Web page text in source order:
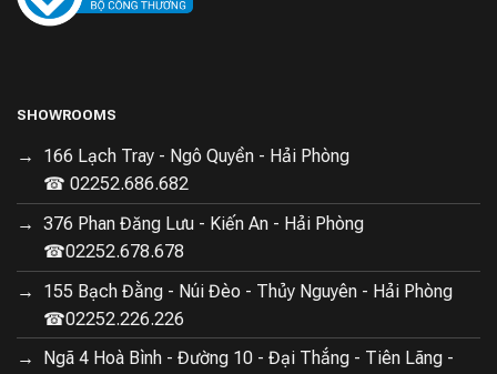
rộng 525mm, tăng diện tích tiếp xúc để giặt sạch sâu
và hiệu quả hơn. Không gian rộng rãi giúp quần áo trải
đều, hạn chế xoắn rối và ma sát, bảo vệ sợi vải tốt hơn.
Ngay cả với khối lượng đồ lớn hay vết bẩn cứng đầu,
máy vẫn đảm bảo giặt sạch nhẹ nhàng và tối ưu.
Tỷ lệ giặt 1:1 – Hiệu quả vượt trội
SHOWROOMS
166 Lạch Tray - Ngô Quyền - Hải Phòng
☎ 02252.686.682
376 Phan Đăng Lưu - Kiến An - Hải Phòng
☎02252.678.678
155 Bạch Đằng - Núi Đèo - Thủy Nguyên - Hải Phòng
☎02252.226.226
Ngã 4 Hoà Bình - Đường 10 - Đại Thắng - Tiên Lãng -